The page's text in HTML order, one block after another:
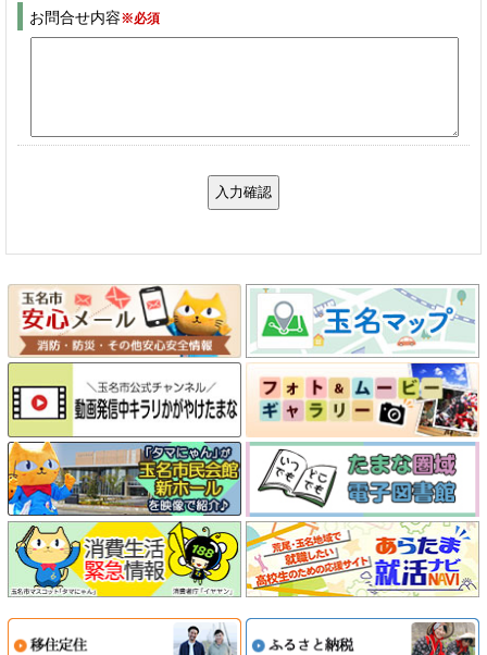
お問合せ内容※必須